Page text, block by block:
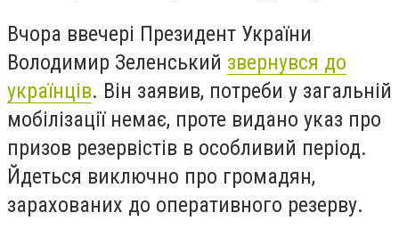
Вчора ввечері Президент України
Володимир Зеленський звернувся до
українців. Він заявив, потреби у загальній
мобілізації немає, проте видано указ про
призов резервістів в особливий період.
Йдеться виключно про громадян,
зарахованих до оперативного резерву.